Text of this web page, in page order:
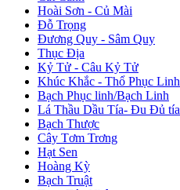
Hoài Sơn - Củ Mài
Đỗ Trọng
Đương Quy - Sâm Quy
Thục Địa
Kỷ Tử - Câu Kỷ Tử
Khúc Khắc - Thổ Phục Linh
Bạch Phục linh/Bạch Linh
Lá Thầu Dầu Tía- Đu Đủ tía
Bạch Thược
Cây Tơm Trơng
Hạt Sen
Hoàng Kỳ
Bạch Truật